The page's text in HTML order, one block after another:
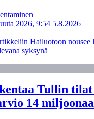
2026, 9:54 5.8.2026
Hailuotoon nousee
syksynä
Tullin
14 miljoonaa